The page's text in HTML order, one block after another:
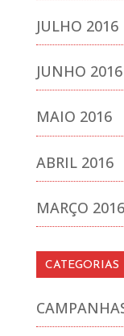
JULHO 2016
JUNHO 2016
MAIO 2016
ABRIL 2016
MARÇO 2016
CATEGORIAS